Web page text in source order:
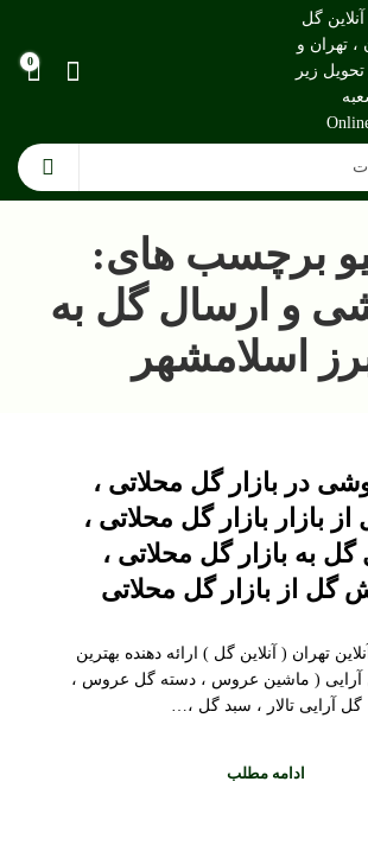
0
برچسب های:
و ارسال گل به
اسلامشهر
در بازار گل محلاتی ،
بازار بازار گل محلاتی ،
گل به بازار گل محلاتی ،
گل از بازار گل محلاتی
تهران ( آنلاین گل ) ارائه دهنده بهترین
آرایی ( ماشین عروس ، دسته گل عروس ،
گل آرایی تالار ، سبد گل ،…
ادامه مطلب